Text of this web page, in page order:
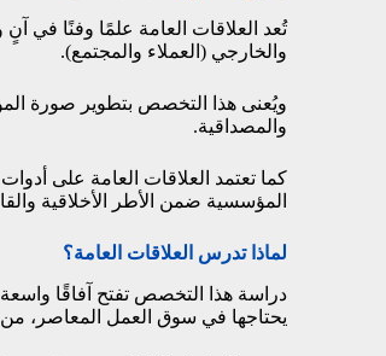
تُعد العلاقات العامة علمًا وفنًا في
والخارجي (العملاء والمجتمع).
ويُعنى هذا التخصص بتطوير صورة
والمصداقية.
كما تعتمد العلاقات العامة على
المؤسسية ضمن الأطر الأخلاقية
لماذا تدرس العلاقات العامة؟
دراسة هذا التخصص تفتح آفاقًا واسعة
يحتاجها في سوق العمل المعاصر، من